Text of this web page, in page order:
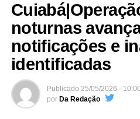
noturnas
notificações e
identificadas
Publicado 25/05/2026 - 10:00
por Da Redação